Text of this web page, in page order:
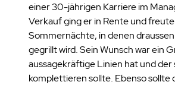
einer 30-jährigen Karriere im
Verkauf ging er in Rente und
Sommernächte, in denen
gegrillt wird. Sein Wunsch war ein
aussagekräftige Linien hat und
komplettieren sollte. Ebenso sollte